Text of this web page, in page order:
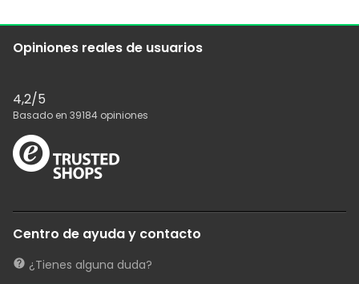
Opiniones reales de usuarios
4,2/5
Basado en 39184 opiniones
Centro de ayuda y contacto
¿Tienes alguna duda?